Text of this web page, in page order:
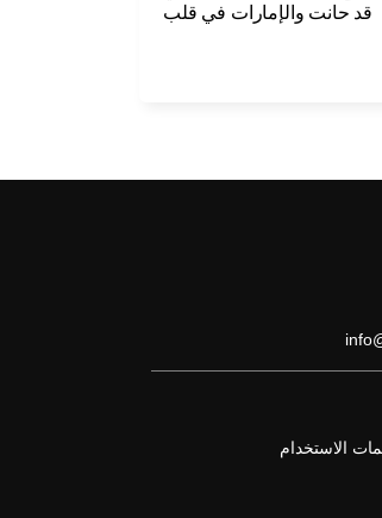
قد حانت والإمارات في قلب
الاستخدام